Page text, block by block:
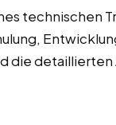
technischen
die